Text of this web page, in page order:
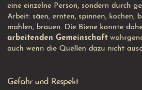
eine einzelne Person, sondern durch
Arbeit: säen, ernten, spinnen, kochen,
mahlen, brauen. Die Biene konnte
arbeitenden Gemeinschaft
auch wenn die Quellen dazu nicht
Gefahr und Respekt